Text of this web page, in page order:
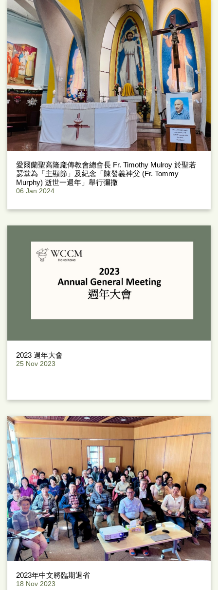
愛爾蘭聖高隆龐傳教會總會長 Fr. Timothy Mulroy 於聖若
瑟堂為「主顯節」及紀念「陳發義神父 (Fr. Tommy
Murphy) 逝世一週年」舉行彌撒
06 Jan 2024
2023 週年大會
25 Nov 2023
2023年中文將臨期退省
18 Nov 2023